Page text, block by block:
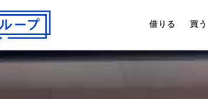
借りる 買う